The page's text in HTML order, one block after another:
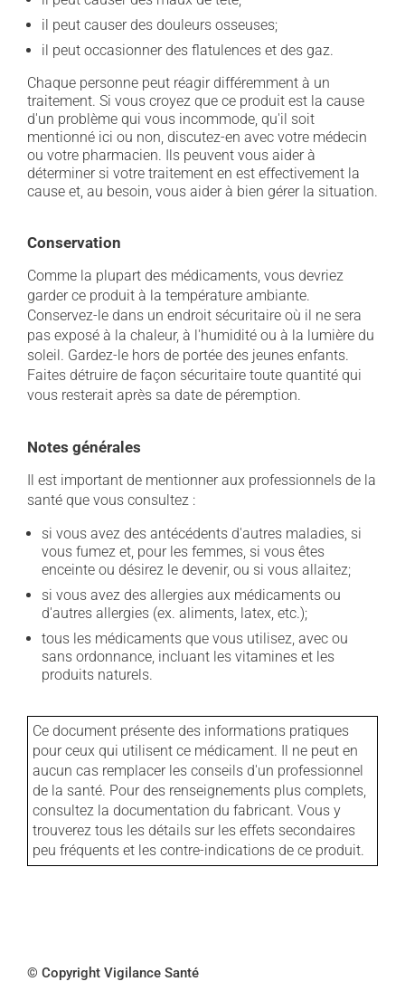
il peut causer des douleurs osseuses;
il peut occasionner des flatulences et des gaz.
Chaque personne peut réagir différemment à un
traitement. Si vous croyez que ce produit est la cause
d'un problème qui vous incommode, qu'il soit
mentionné ici ou non, discutez-en avec votre médecin
ou votre pharmacien. Ils peuvent vous aider à
déterminer si votre traitement en est effectivement la
cause et, au besoin, vous aider à bien gérer la situation.
Conservation
Comme la plupart des médicaments, vous devriez
garder ce produit à la température ambiante.
Conservez-le dans un endroit sécuritaire où il ne sera
pas exposé à la chaleur, à l'humidité ou à la lumière du
soleil. Gardez-le hors de portée des jeunes enfants.
Faites détruire de façon sécuritaire toute quantité qui
vous resterait après sa date de péremption.
Notes générales
Il est important de mentionner aux professionnels de la
santé que vous consultez :
si vous avez des antécédents d'autres maladies, si
vous fumez et, pour les femmes, si vous êtes
enceinte ou désirez le devenir, ou si vous allaitez;
si vous avez des allergies aux médicaments ou
d'autres allergies (ex. aliments, latex, etc.);
tous les médicaments que vous utilisez, avec ou
sans ordonnance, incluant les vitamines et les
produits naturels.
Ce document présente des informations pratiques
pour ceux qui utilisent ce médicament. Il ne peut en
aucun cas remplacer les conseils d'un professionnel
de la santé. Pour des renseignements plus complets,
consultez la documentation du fabricant. Vous y
trouverez tous les détails sur les effets secondaires
peu fréquents et les contre-indications de ce produit.
© Copyright Vigilance Santé